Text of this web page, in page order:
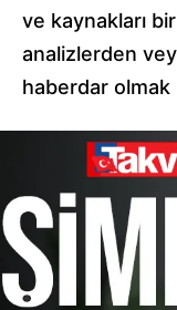
ve kaynakları
analizlerden
haberdar olmak